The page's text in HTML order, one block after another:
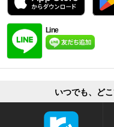
Line
いつでも、ど